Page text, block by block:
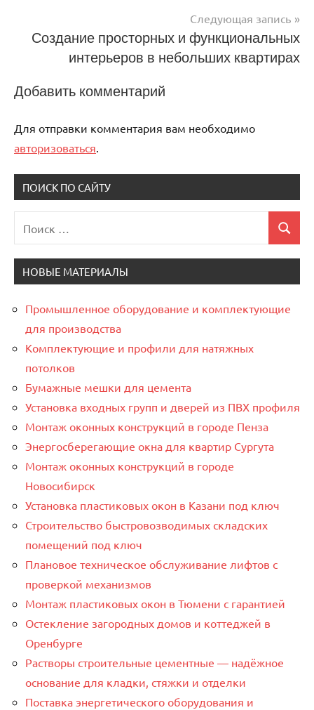
Следующая запись
Создание просторных и функциональных
интерьеров в небольших квартирах
Добавить комментарий
Для отправки комментария вам необходимо
авторизоваться.
ПОИСК ПО САЙТУ
для:
Поиск
НОВЫЕ МАТЕРИАЛЫ
Промышленное оборудование и комплектующие
для производства
Комплектующие и профили для натяжных
потолков
Бумажные мешки для цемента
Установка входных групп и дверей из ПВХ профиля
Монтаж оконных конструкций в городе Пенза
Энергосберегающие окна для квартир Сургута
Монтаж оконных конструкций в городе
Новосибирск
Установка пластиковых окон в Казани под ключ
Строительство быстровозводимых складских
помещений под ключ
Плановое техническое обслуживание лифтов с
проверкой механизмов
Монтаж пластиковых окон в Тюмени с гарантией
Остекление загородных домов и коттеджей в
Оренбурге
Растворы строительные цементные — надёжное
основание для кладки, стяжки и отделки
Поставка энергетического оборудования и